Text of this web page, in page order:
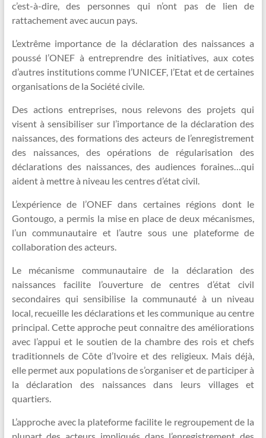
c’est-à-dire, des personnes qui n’ont pas de lien de
rattachement avec aucun pays.
L’extrême importance de la déclaration des naissances a
poussé l’ONEF à entreprendre des initiatives, aux cotes
d’autres institutions comme l’UNICEF, l’Etat et de certaines
organisations de la Société civile.
Des actions entreprises, nous relevons des projets qui
visent à sensibiliser sur l’importance de la déclaration des
naissances, des formations des acteurs de l’enregistrement
des naissances, des opérations de régularisation des
déclarations des naissances, des audiences foraines…qui
aident à mettre à niveau les centres d’état civil.
L’expérience de l’ONEF dans certaines régions dont le
Gontougo, a permis la mise en place de deux mécanismes,
l’un communautaire et l’autre sous une plateforme de
collaboration des acteurs.
Le mécanisme communautaire de la déclaration des
naissances facilite l’ouverture de centres d’état civil
secondaires qui sensibilise la communauté à un niveau
local, recueille les déclarations et les communique au centre
principal. Cette approche peut connaitre des améliorations
avec l’appui et le soutien de la chambre des rois et chefs
traditionnels de Côte d’Ivoire et des religieux. Mais déjà,
elle permet aux populations de s’organiser et de participer à
la déclaration des naissances dans leurs villages et
quartiers.
L’approche avec la plateforme facilite le regroupement de la